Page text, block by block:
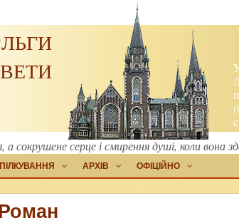
а сокрушене серце і смирення душі, коли вона
АРХІВ ОФІЦІЙНО